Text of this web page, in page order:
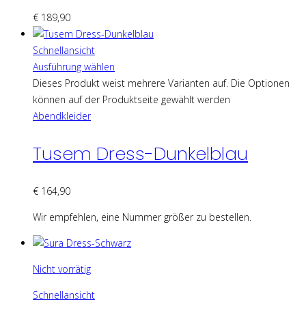
€ 189,90
Schnellansicht
Ausführung wählen
Dieses Produkt weist mehrere Varianten auf. Die Optionen
können auf der Produktseite gewählt werden
Abendkleider
Tusem Dress-Dunkelblau
€ 164,90
Wir empfehlen, eine Nummer größer zu bestellen.
Nicht vorrätig
Schnellansicht